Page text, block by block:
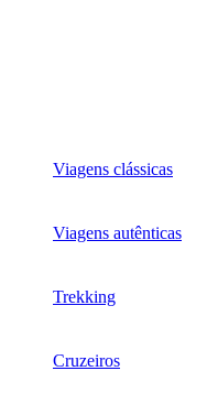
Viagens clássicas
Viagens autênticas
Trekking
Cruzeiros